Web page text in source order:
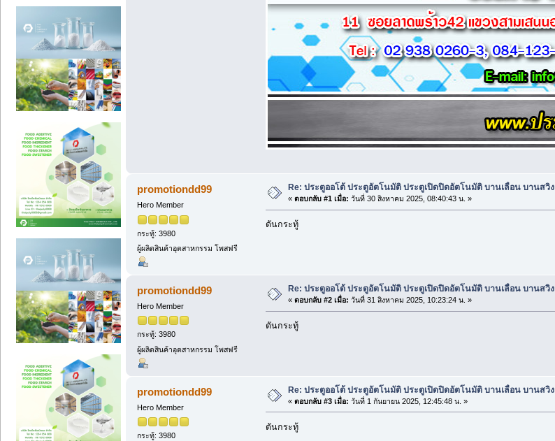
promotiondd99
Hero Member
กระทู้: 3980
ผู้ผลิตสินค้าอุตสาหกรรม โพสฟรี
Re: ประตูออโต้ ประตูอัตโนมัติ ประตูเปิดปิดอัตโนมัติ บานเลื่อน บานสวิง
« ตอบกลับ #1 เมื่อ: วันที่ 30 สิงหาคม 2025, 08:40:43 น. »
ดันกระทู้
promotiondd99
Hero Member
กระทู้: 3980
ผู้ผลิตสินค้าอุตสาหกรรม โพสฟรี
Re: ประตูออโต้ ประตูอัตโนมัติ ประตูเปิดปิดอัตโนมัติ บานเลื่อน บานสวิง
« ตอบกลับ #2 เมื่อ: วันที่ 31 สิงหาคม 2025, 10:23:24 น. »
ดันกระทู้
promotiondd99
Hero Member
กระทู้: 3980
Re: ประตูออโต้ ประตูอัตโนมัติ ประตูเปิดปิดอัตโนมัติ บานเลื่อน บานสวิง
« ตอบกลับ #3 เมื่อ: วันที่ 1 กันยายน 2025, 12:45:48 น. »
ดันกระทู้